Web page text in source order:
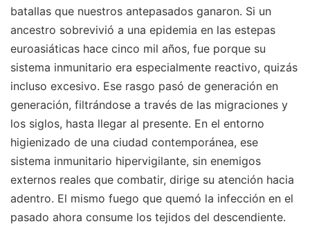
batallas que nuestros antepasados ganaron. Si un
ancestro sobrevivió a una epidemia en las estepas
euroasiáticas hace cinco mil años, fue porque su
sistema inmunitario era especialmente reactivo, quizás
incluso excesivo. Ese rasgo pasó de generación en
generación, filtrándose a través de las migraciones y
los siglos, hasta llegar al presente. En el entorno
higienizado de una ciudad contemporánea, ese
sistema inmunitario hipervigilante, sin enemigos
externos reales que combatir, dirige su atención hacia
adentro. El mismo fuego que quemó la infección en el
pasado ahora consume los tejidos del descendiente.